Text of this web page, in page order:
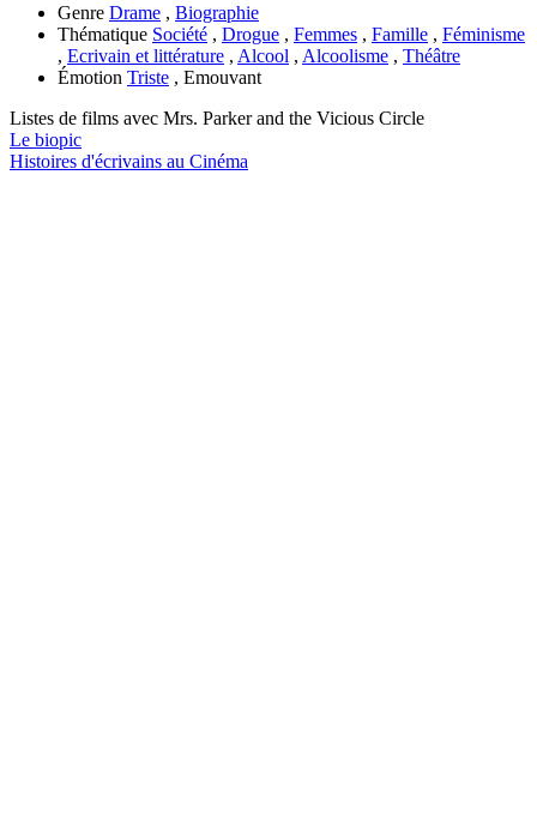
Genre Drame , Biographie
Thématique Société , Drogue , Femmes , Famille , Féminisme
, Ecrivain et littérature , Alcool , Alcoolisme , Théâtre
Émotion Triste , Emouvant
Listes de films avec Mrs. Parker and the Vicious Circle
Le biopic
Histoires d'écrivains au Cinéma